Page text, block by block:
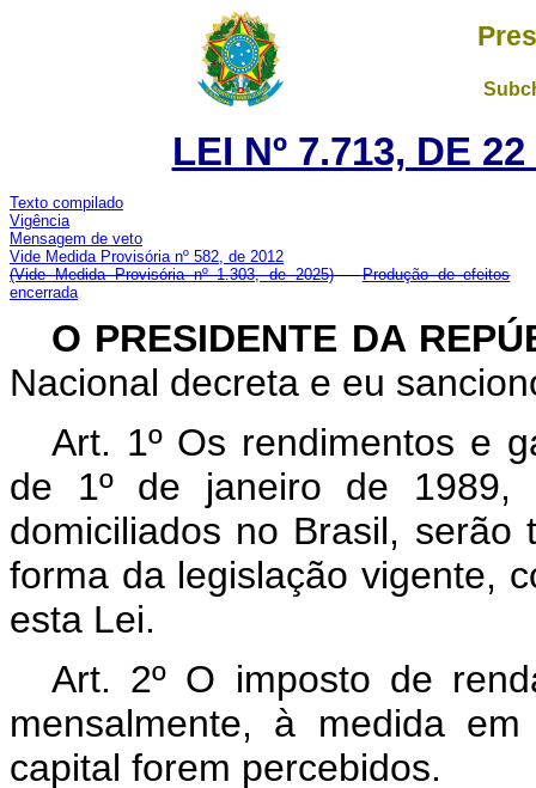
LEI Nº 7.713, DE
Texto compilado
Vigência
Mensagem de veto
Vide Medida Provisória nº 582, de 2012
(Vide Medida Provisória nº 1.303, de 2025)
Produção de efeitos
encerrada
O PRESIDENTE DA
Nacional decreta e eu
Art. 1º Os rendimentos e
de 1º de janeiro de 1989,
domiciliados no Brasil,
forma da legislação vigente,
esta Lei.
Art. 2º O imposto de
mensalmente, à medida
capital forem percebidos.